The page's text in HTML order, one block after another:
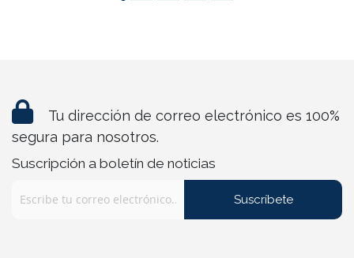
Tu dirección de correo electrónico es 100%
segura para nosotros.
Suscripción a boletín de noticias
Suscríbete